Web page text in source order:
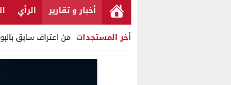
أخبار و تقارير الرأي
أخر المستجدات من اعتراف سابق
Stop